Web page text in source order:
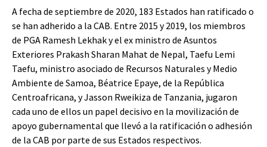
A fecha de septiembre de 2020, 183 Estados han ratificado o
se han adherido a la CAB. Entre 2015 y 2019, los miembros
de PGA Ramesh Lekhak y el ex ministro de Asuntos
Exteriores Prakash Sharan Mahat de Nepal, Taefu Lemi
Taefu, ministro asociado de Recursos Naturales y Medio
Ambiente de Samoa, Béatrice Epaye, de la República
Centroafricana, y Jasson Rweikiza de Tanzania, jugaron
cada uno de ellos un papel decisivo en la movilización de
apoyo gubernamental que llevó a la ratificación o adhesión
de la CAB por parte de sus Estados respectivos.